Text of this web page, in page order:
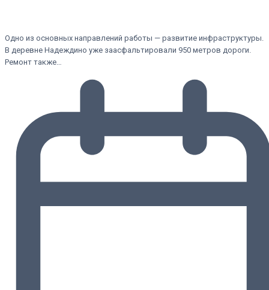
Одно из основных направлений работы — развитие инфраструктуры.
В деревне Надеждино уже заасфальтировали 950 метров дороги.
Ремонт также…